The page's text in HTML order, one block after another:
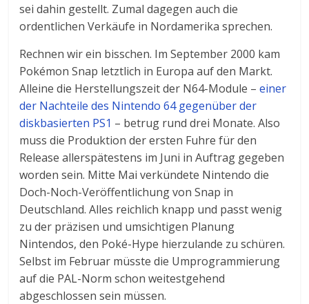
sei dahin gestellt. Zumal dagegen auch die
ordentlichen Verkäufe in Nordamerika sprechen.
Rechnen wir ein bisschen. Im September 2000 kam
Pokémon Snap letztlich in Europa auf den Markt.
Alleine die Herstellungszeit der N64-Module –einer
der Nachteile des Nintendo 64 gegenüber der
diskbasierten PS1 – betrug rund drei Monate. Also
muss die Produktion der ersten Fuhre für den
Release allerspätestens im Juni in Auftrag gegeben
worden sein. Mitte Mai verkündete Nintendo die
Doch-Noch-Veröffentlichung von Snap in
Deutschland. Alles reichlich knapp und passt wenig
zu der präzisen und umsichtigen Planung
Nintendos, den Poké-Hype hierzulande zu schüren.
Selbst im Februar müsste die Umprogrammierung
auf die PAL-Norm schon weitestgehend
abgeschlossen sein müssen.